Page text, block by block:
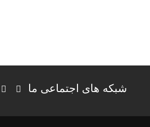
شبکه های اجتماعی ما